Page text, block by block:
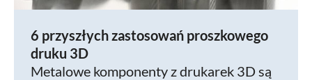
6 przyszłych zastosowań proszkowego
druku 3D
Metalowe komponenty z drukarek 3D są